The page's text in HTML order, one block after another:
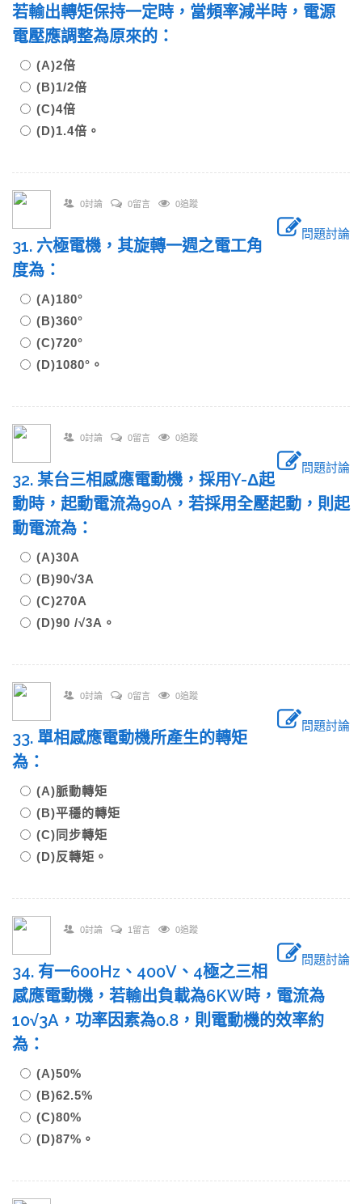
若輸出轉矩保持一定時，當頻率減半時，電源
電壓應調整為原來的：
(A)2倍
(B)1/2倍
(C)4倍
(D)1.4倍。
0討論 0留言 0追蹤
問題討論
31. 六極電機，其旋轉一週之電工角
度為：
(A)180°
(B)360°
(C)720°
(D)1080°。
0討論 0留言 0追蹤
問題討論
32. 某台三相感應電動機，採用Y-Δ起
動時，起動電流為90A，若採用全壓起動，則起
動電流為：
(A)30A
(B)90√3A
(C)270A
(D)90 /√3A。
0討論 0留言 0追蹤
問題討論
33. 單相感應電動機所產生的轉矩
為：
(A)脈動轉矩
(B)平穩的轉矩
(C)同步轉矩
(D)反轉矩。
0討論 1留言 0追蹤
問題討論
34. 有一600Hz、400V、4極之三相
感應電動機，若輸出負載為6KW時，電流為
10√3A，功率因素為0.8，則電動機的效率約
為：
(A)50%
(B)62.5%
(C)80%
(D)87%。